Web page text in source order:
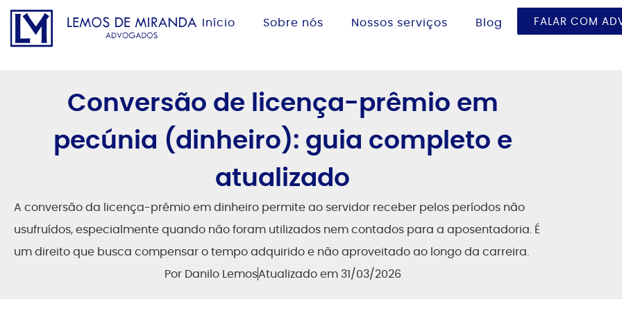
Início Sobre nós Nossos serviços Blog FALAR COM
Conversão de licença-prêmio em
pecúnia (dinheiro): guia completo e
atualizado
A conversão da licença-prêmio em dinheiro permite ao servidor receber pelos períodos não
usufruídos, especialmente quando não foram utilizados nem contados para a aposentadoria. É
um direito que busca compensar o tempo adquirido e não aproveitado ao longo da carreira.
PorDanilo LemosAtualizado em 31/03/2026